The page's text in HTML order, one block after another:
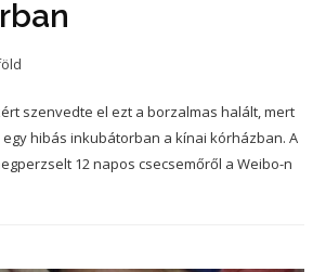
szenvedte el ezt a borzalmas halált, mert
hibás inkubátorban a kínai kórházban. A
12 napos csecsemőről a Weibo-n